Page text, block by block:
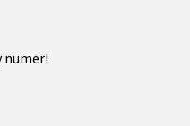
numer!